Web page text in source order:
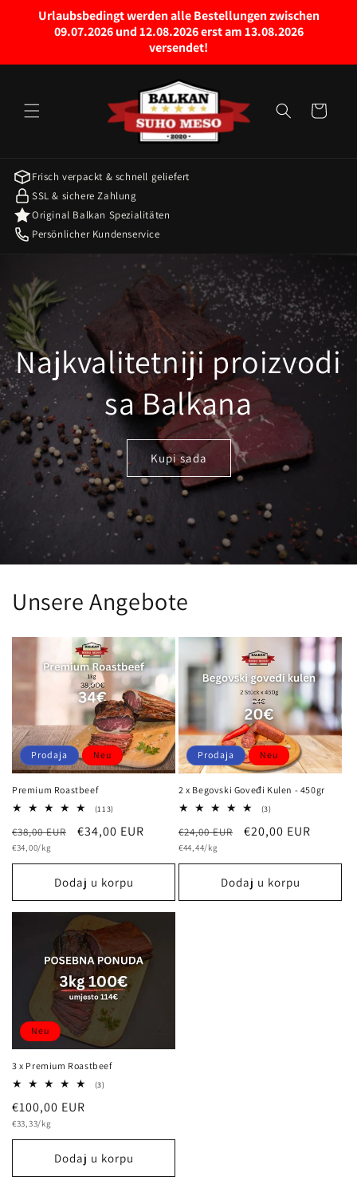
sadržaj
Urlaubsbedingt werden alle Bestellungen zwischen
09.07.2026 und 12.08.2026 erst am 13.08.2026
versendet!
kupovinu
Frisch verpackt & schnell geliefert
SSL & sichere Zahlung
Original Balkan Spezialitäten
Persönlicher Kundenservice
Najkvalitetniji proizvodi
sa Balkana
Kupi sada
Unsere Angebote
Prodaja Neu
Premium Roastbeef
(113)
insgesamt
Normalna
cijena
€38,00 EUR
Prodajna
€34,00 EUR
osnovna
€34,00/kg
Dodaj u korpu
Prodaja Neu
2 x Begovski Goveđi Kulen - 450gr
(3)3
insgesamt
Normalna
cijena
€24,00 EUR
Prodajna
€20,00 EUR
osnovna
€44,44/kg
Dodaj u korpu
Neu
3 x Premium Roastbeef
(3)3
Normalna
cijena
€100,00 EUR
osnovna
€33,33/kg
Dodaj u korpu